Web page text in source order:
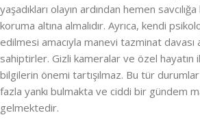
yaşadıkları olayın ardından hemen
koruma altına almalıdır. Ayrıca, kendi
edilmesi amacıyla manevi tazminat davası
sahiptirler. Gizli kameralar ve özel hayatın
bilgilerin önemi tartışılmaz. Bu tür
fazla yankı bulmakta ve ciddi bir gündem
gelmektedir.